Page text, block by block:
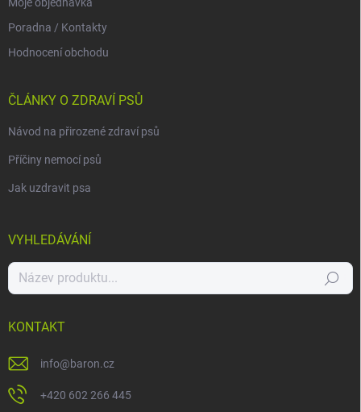
Poradna / Kontakty
Hodnocení obchodu
ČLÁNKY O ZDRAVÍ PSŮ
Návod na přirozené zdraví psů
Příčiny nemocí psů
Jak uzdravit psa
VYHLEDÁVÁNÍ
Hledat
KONTAKT
info@baron.cz
+420 602 266 445